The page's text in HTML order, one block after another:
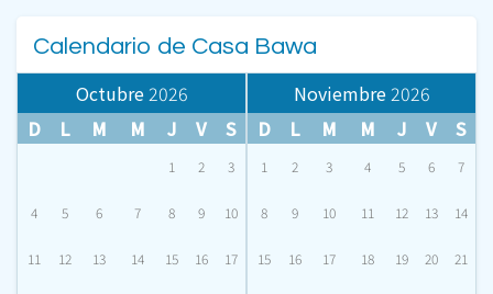
Calendario de Casa Bawa
Octubre2026
D
L M M J V S
1 2 3
4 5 6 7 8 9 10
11 12 13 14 15 16 17
Noviembre2026
D
L M M J V S
1 2 3 4 5 6 7
8 9 10 11 12 13 14
15 16 17 18 19 20 21